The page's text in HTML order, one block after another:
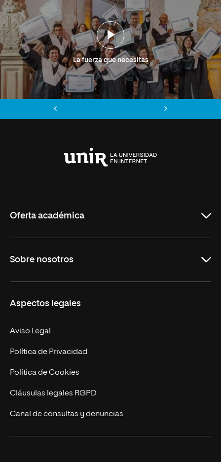
La fuerza que necesitas
Oferta académica
Másteres Oficiales
Doctorados
Experto Universitario
Postgrados
Cursos Universitarios
Sobre nosotros
Facultades
Nuestro Equipo
Trabaja en UNIR
Actualidad
UNIR Revista
Eventos
Aspectos legales
Aviso Legal
Política de Privacidad
Política de Cookies
Cláusulas legales RGPD
Canal de consultas y denuncias